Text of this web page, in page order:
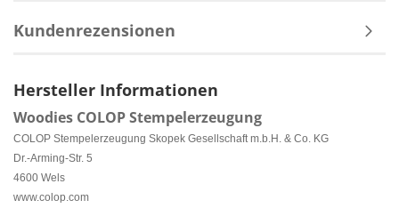
Kundenrezensionen
Hersteller Informationen
Woodies COLOP Stempelerzeugung
COLOP Stempelerzeugung Skopek Gesellschaft m.b.H. & Co. KG
Dr.-Arming-Str. 5
4600 Wels
www.colop.com